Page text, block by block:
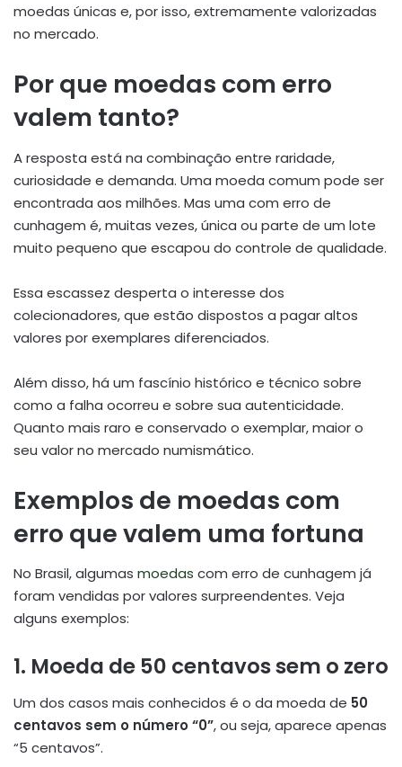
moedas únicas e, por isso, extremamente valorizadas
no mercado.
Por que moedas com erro
valem tanto?
A resposta está na combinação entre raridade,
curiosidade e demanda. Uma moeda comum pode ser
encontrada aos milhões. Mas uma com erro de
cunhagem é, muitas vezes, única ou parte de um lote
muito pequeno que escapou do controle de qualidade.
Essa escassez desperta o interesse dos
colecionadores, que estão dispostos a pagar altos
valores por exemplares diferenciados.
Além disso, há um fascínio histórico e técnico sobre
como a falha ocorreu e sobre sua autenticidade.
Quanto mais raro e conservado o exemplar, maior o
seu valor no mercado numismático.
Exemplos de moedas com
erro que valem uma fortuna
No Brasil, algumas moedas com erro de cunhagem já
foram vendidas por valores surpreendentes. Veja
alguns exemplos:
1. Moeda de 50 centavos sem o zero
Um dos casos mais conhecidos é o da moeda de 50
centavos sem o número “0”, ou seja, aparece apenas
“5 centavos”.